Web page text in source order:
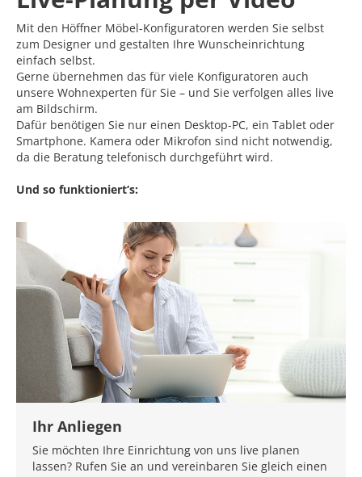
Mit den Höffner Möbel-Konfiguratoren werden Sie selbst
zum Designer und gestalten Ihre Wunscheinrichtung
einfach selbst.
Gerne übernehmen das für viele Konfiguratoren auch
unsere Wohnexperten für Sie – und Sie verfolgen alles live
am Bildschirm.
Dafür benötigen Sie nur einen Desktop-PC, ein Tablet oder
Smartphone. Kamera oder Mikrofon sind nicht notwendig,
da die Beratung telefonisch durchgeführt wird.
Und so funktioniert‘s:
Ihr Anliegen
Sie möchten Ihre Einrichtung von uns live planen
lassen? Rufen Sie an und vereinbaren Sie gleich einen